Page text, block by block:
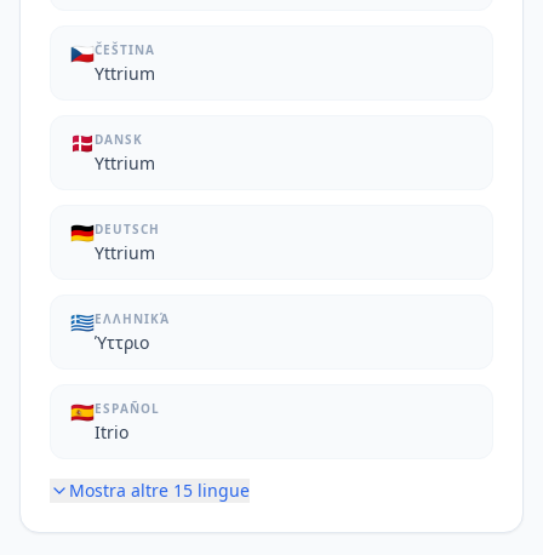
🇨🇿ČEŠTINA
Yttrium
🇩🇰 DANSK
Yttrium
🇩🇪DEUTSCH
Yttrium
🇬🇷ΕΛΛΗΝΙΚΆ
Ύττριο
🇪🇸ESPAÑOL
Itrio
Mostra altre 15 lingue